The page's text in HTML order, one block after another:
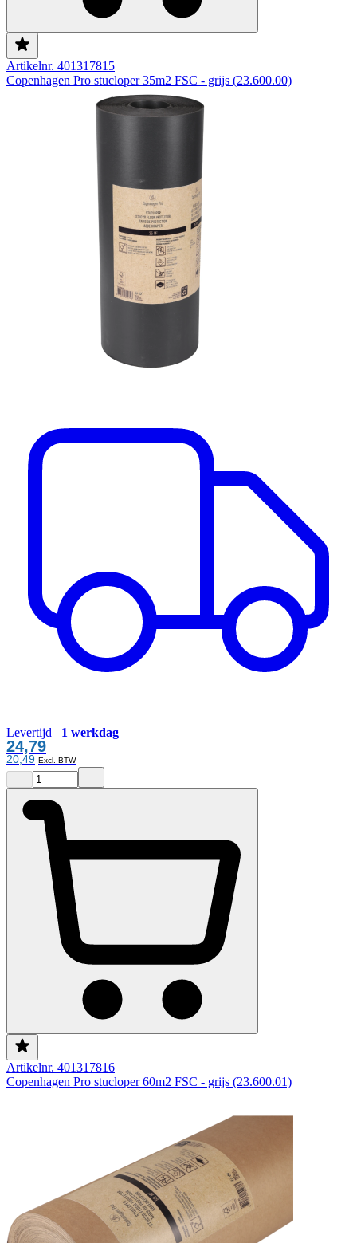
Artikelnr. 401317815
Copenhagen Pro stucloper 35m2 FSC - grijs (23.600.00)
Levertijd 1 werkdag
24,79
20,49
Artikelnr. 401317816
Copenhagen Pro stucloper 60m2 FSC - grijs (23.600.01)